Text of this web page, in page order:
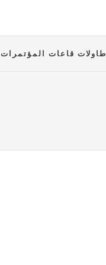
طاولات قاعات المؤتمرات